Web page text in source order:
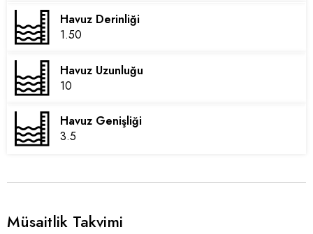
Havuz Derinliği
1.50
Havuz Uzunluğu
10
Havuz Genişliği
3.5
Müsaitlik Takvimi